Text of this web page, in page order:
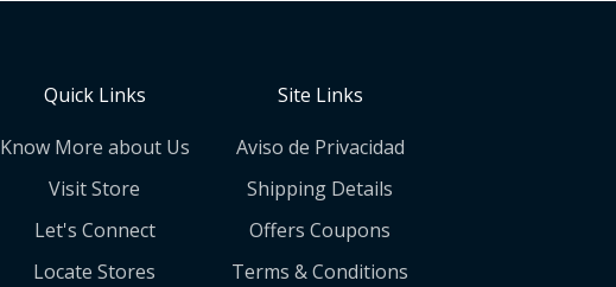
Quick Links
Know More about Us
Visit Store
Let's Connect
Locate Stores
Site Links
Aviso de Privacidad
Shipping Details
Offers Coupons
Terms & Conditions